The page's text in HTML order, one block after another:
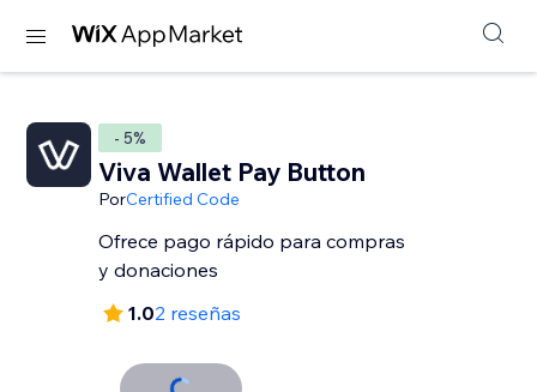
- 5%
Viva Wallet Pay Button
PorCertified Code
Ofrece pago rápido para compras
y donaciones
1.02 reseñas